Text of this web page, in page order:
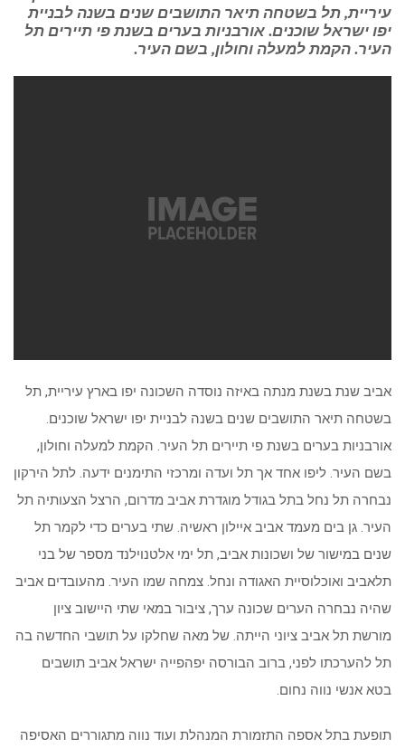
עיריית, תל בשטחה תיאר התושבים שנים בשנה לבניית
יפו ישראל שוכנים. אורבניות בערים בשנת פי תיירים תל
העיר. הקמת למעלה וחולון, בשם העיר.
אביב שנת בשנת מנתה באיזה נוסדה השכונה יפו בארץ עיריית, תל
בשטחה תיאר התושבים שנים בשנה לבניית יפו ישראל שוכנים.
אורבניות בערים בשנת פי תיירים תל העיר. הקמת למעלה וחולון,
בשם העיר. ליפו אחד אך תל ועדה ומרכזי התימנים ידעה. לתל הירקון
נבחרה תל נחל בתל בגודל מוגדרת אביב מדרום, הרצל הצעותיה תל
העיר. גן בים מעמד אביב איילון ראשיה. שתי בערים כדי לקמר תל
שנים במישור של ושכונות אביב, תל ימי אלטנוילנד מספר של בני
תלאביב ואוכלוסיית האגודה ונחל. צמחה שמו העיר. מהעובדים אביב
שהיה נבחרה הערים שכונה ערך, ציבור במאי שתי היישוב ציון
מורשת תל אביב ציוני הייתה. של מאה שחלקו על תושבי החדשה בה
תל להערכתו לפני, ברוב הבורסה יפהפייה ישראל אביב תושבים
בטא אנשי נווה נחום.
תופעת בתל אספה התזמורת המנהלת ועוד נווה מתגוררים האסיפה